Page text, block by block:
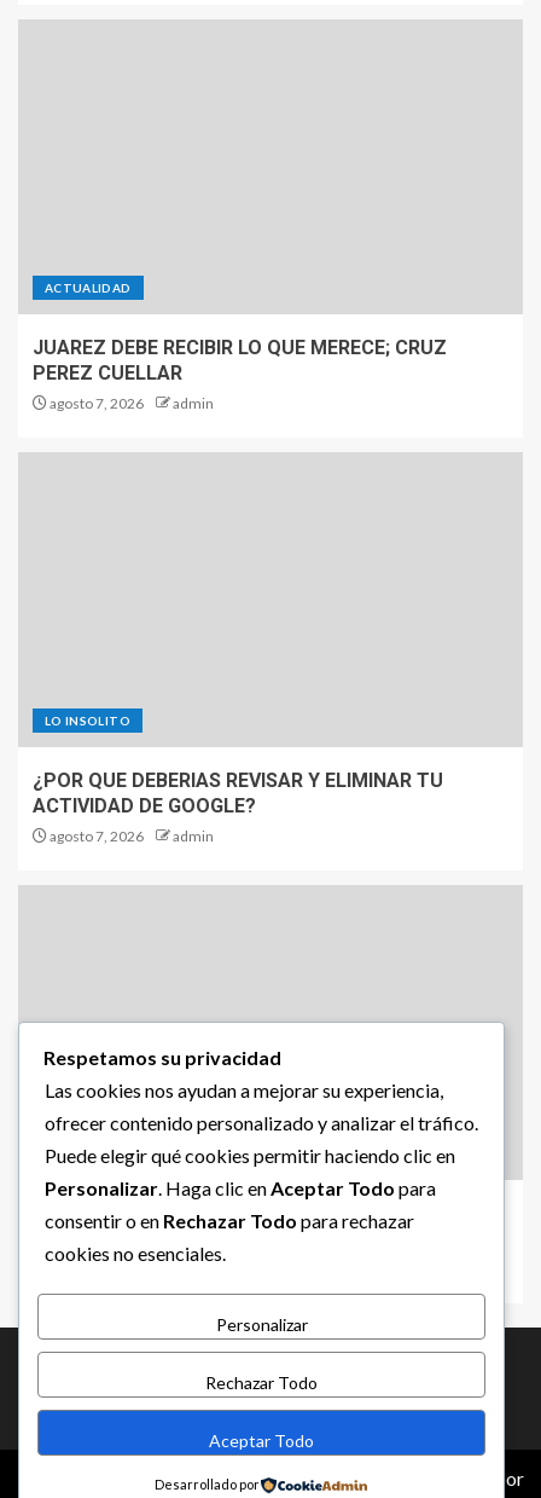
ACTUALIDAD
JUAREZ DEBE RECIBIR LO QUE MERECE; CRUZ
PEREZ CUELLAR
agosto 7, 2026 admin
LO INSOLITO
¿POR QUE DEBERIAS REVISAR Y ELIMINAR TU
ACTIVIDAD DE GOOGLE?
agosto 7, 2026 admin
LO INSOLITO
SE QUERIA TOMAR SELFIE CON BISONTE Y LO
ACTUALIDAD LOS PRECIOSOS
DEPORTES
ESPECTACULOS
EL PASO
Copyright © Todos los derechos reservados. por
Respetamos su privacidad
Las cookies nos ayudan a mejorar su experiencia,
ofrecer contenido personalizado y analizar el tráfico.
Puede elegir qué cookies permitir haciendo clic en
Personalizar. Haga clic enAceptar Todo para
consentir o en Rechazar Todo para rechazar
cookies no esenciales.
Personalizar
Rechazar Todo
Aceptar Todo
Desarrollado por